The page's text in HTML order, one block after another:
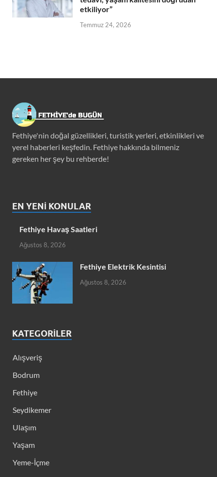
etkiliyor”
Temmuz 24, 2026
Fethiye'nin doğal güzellikleri, turistik yerleri, etkinlikleri ve
yerel haberleri keşfedin. Fethiye hakkında bilmeniz
gereken her şey bu rehberde!
EN YENI KONULAR
Fethiye Havaş Saatleri
Ağustos 8, 2026
Fethiye Elektrik Kesintisi
Ağustos 8, 2026
KATEGORILER
Alışveriş
Bodrum
Fethiye
Seydikemer
Ulaşım
Yaşam
Yeme-İçme